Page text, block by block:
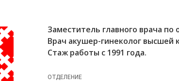
Заместитель главного врача по
Врач акушер-гинеколог высшей
Стаж работы с 1991 года.
ОТДЕЛЕНИЕ